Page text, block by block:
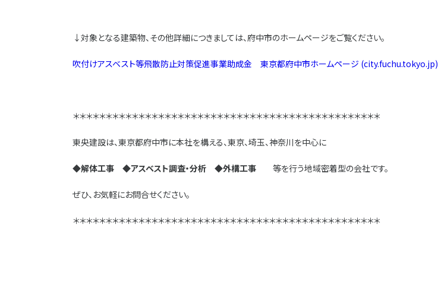
↓対象となる建築物、その他詳細につきましては、府中市のホームページをご覧ください。
吹付けアスベスト等飛散防止対策促進事業助成金 東京都府中市ホームページ (city.fuchu.tokyo.jp)
＊＊＊＊＊＊＊＊＊＊＊＊＊＊＊＊＊＊＊＊＊＊＊＊＊＊＊＊＊＊＊＊＊＊＊＊＊＊＊＊＊＊＊＊＊＊＊
東央建設は、東京都府中市に本社を構える、東京、埼玉、神奈川を中心に
◆解体工事 ◆アスベスト調査・分析 ◆外構工事 等を行う地域密着型の会社です。
ぜひ、お気軽にお問合せください。
＊＊＊＊＊＊＊＊＊＊＊＊＊＊＊＊＊＊＊＊＊＊＊＊＊＊＊＊＊＊＊＊＊＊＊＊＊＊＊＊＊＊＊＊＊＊＊